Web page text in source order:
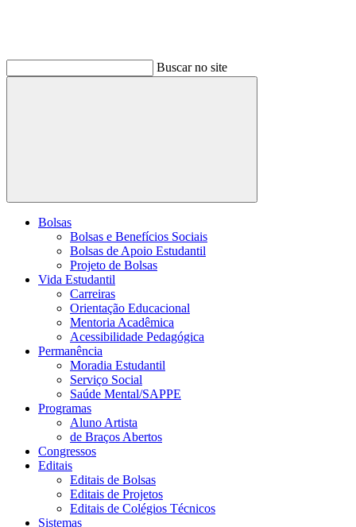
Buscar no site
Buscar
Bolsas
Bolsas e Benefícios Sociais
Bolsas de Apoio Estudantil
Projeto de Bolsas
Vida Estudantil
Carreiras
Orientação Educacional
Mentoria Acadêmica
Acessibilidade Pedagógica
Permanência
Moradia Estudantil
Serviço Social
Saúde Mental/SAPPE
Programas
Aluno Artista
de Braços Abertos
Congressos
Editais
Editais de Bolsas
Editais de Projetos
Editais de Colégios Técnicos
Sistemas